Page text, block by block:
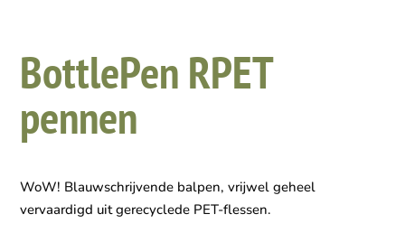
BottlePen RPET
pennen
WoW! Blauwschrijvende balpen, vrijwel geheel
vervaardigd uit gerecyclede PET-flessen.